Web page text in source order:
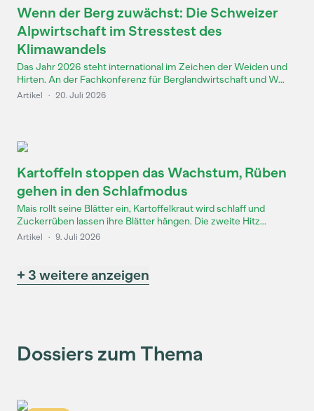
Wenn der Berg zuwächst: Die Schweizer
Alpwirtschaft im Stresstest des
Klimawandels
Das Jahr 2026 steht international im Zeichen der Weiden und
Hirten. An der Fachkonferenz für Berglandwirtschaft und W...
Artikel · 20. Juli 2026
Kartoffeln stoppen das Wachstum, Rüben
gehen in den Schlafmodus
Mais rollt seine Blätter ein, Kartoffelkraut wird schlaff und
Zuckerrüben lassen ihre Blätter hängen. Die zweite Hitz...
Artikel · 9. Juli 2026
+ 3 weitere anzeigen
Dossiers zum Thema